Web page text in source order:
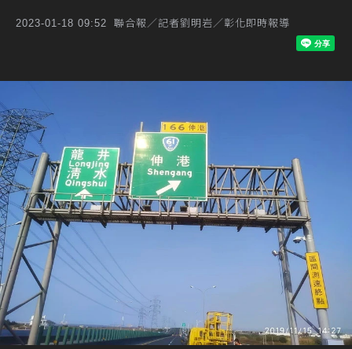
2023-01-18 09:52 聯合報／記者劉明岩／彰化即時報導